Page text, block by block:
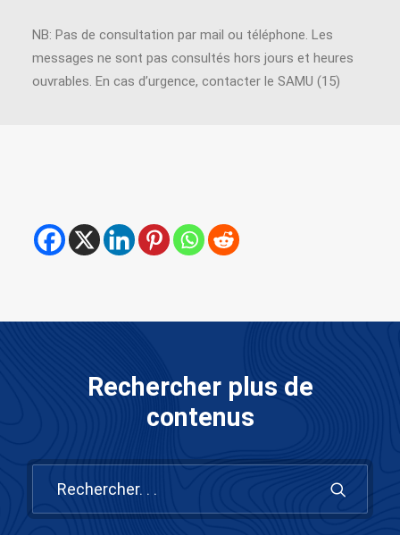
NB: Pas de consultation par mail ou téléphone. Les
messages ne sont pas consultés hors jours et heures
ouvrables. En cas d’urgence, contacter le SAMU (15)
Rechercher plus de
contenus